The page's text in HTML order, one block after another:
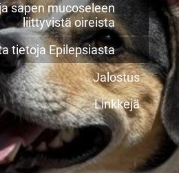
sapen mucoseleen
liittyvistä oireista
tietoja Epilepsiasta
Jalostus
Linkkejä